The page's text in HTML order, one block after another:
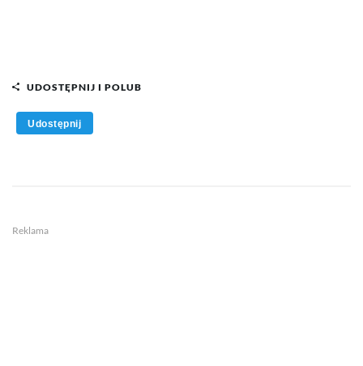
UDOSTĘPNIJ I POLUB
Udostępnij
Reklama